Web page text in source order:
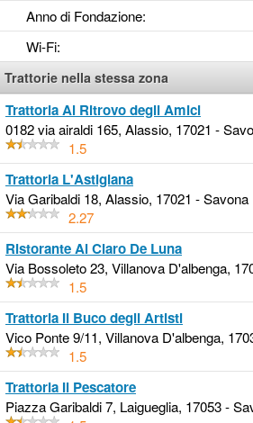
Anno di Fondazione:
Wi-Fi:
Trattorie nella stessa zona
Trattoria Al Ritrovo degli Amici
0182 via airaldi 165, Alassio, 17021 -
1.5
Trattoria L'Astigiana
Via Garibaldi 18, Alassio, 17021 - Savona
2.27
Ristorante Al Claro De Luna
Via Bossoleto 23, Villanova D'albenga,
1.5
Trattoria Il Buco degli Artisti
Vico Ponte 9/11, Villanova D'albenga,
1.5
Trattoria Il Pescatore
Piazza Garibaldi 7, Laigueglia, 17053 -